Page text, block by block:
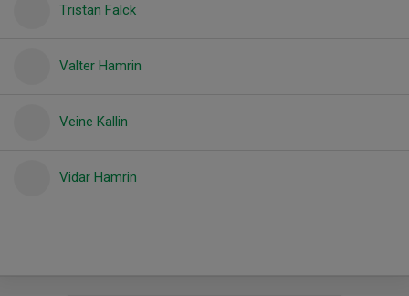
Tristan Falck
Valter Hamrin
Veine Kallin
Vidar Hamrin